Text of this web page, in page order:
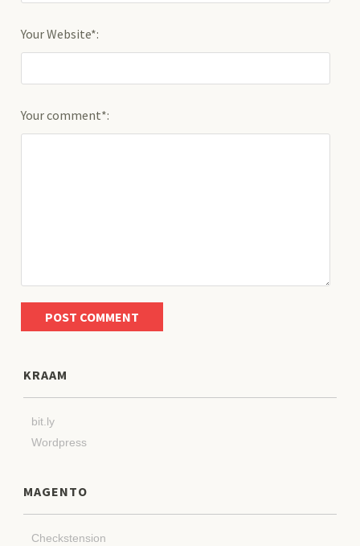
Your Website*:
Your comment*:
KRAAM
bit.ly
Wordpress
MAGENTO
Checkstension